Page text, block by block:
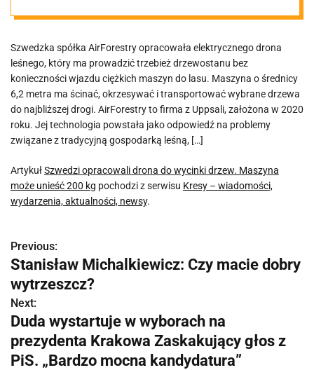
Maszyna może
unieść 200 kg
Szwedzka spółka AirForestry opracowała elektrycznego drona
leśnego, który ma prowadzić trzebież drzewostanu bez
konieczności wjazdu ciężkich maszyn do lasu. Maszyna o średnicy
6,2 metra ma ścinać, okrzesywać i transportować wybrane drzewa
do najbliższej drogi. AirForestry to firma z Uppsali, założona w 2020
roku. Jej technologia powstała jako odpowiedź na problemy
związane z tradycyjną gospodarką leśną, […]
ArtykułSzwedzi opracowali drona do wycinki drzew. Maszyna
może unieść 200 kg pochodzi z serwisu Kresy – wiadomości,
wydarzenia, aktualności, newsy.
N
a
w
i
g
Previous:
Stanisław Michalkiewicz: Czy macie dobry
wytrzeszcz?
Next:
Duda wystartuje w wyborach na
prezydenta Krakowa Zaskakujący głos z
PiS. „Bardzo mocna kandydatura”